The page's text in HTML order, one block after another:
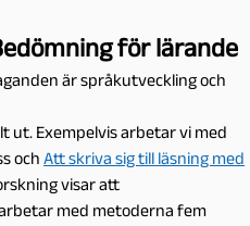
för lärande
är språkutveckling och
ut. Exempelvis arbetar vi med
och Att skriva sig till läsning med
visar att
med metoderna fem